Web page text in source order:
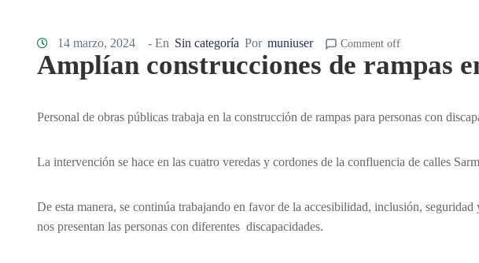
14 marzo, 2024 - En Sin categoría Por muniuser Comment off
Amplían construcciones de rampas
Personal de obras públicas trabaja en la construcción de rampas para personas con
La intervención se hace en las cuatro veredas y cordones de la confluencia de calles
De esta manera, se continúa trabajando en favor de la accesibilidad, inclusión,
nos presentan las personas con diferentes discapacidades.